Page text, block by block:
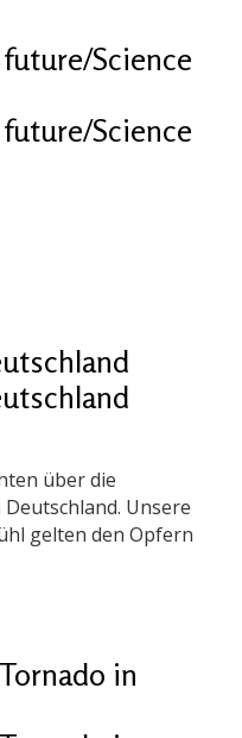
Science
Science
über die
Unsere
gelten den Opfern
in